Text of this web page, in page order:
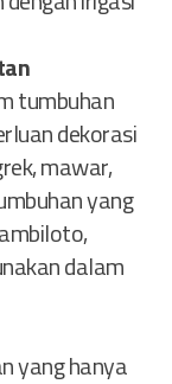
tumbuhan
dekorasi
mawar,
yang
dalam
yang hanya